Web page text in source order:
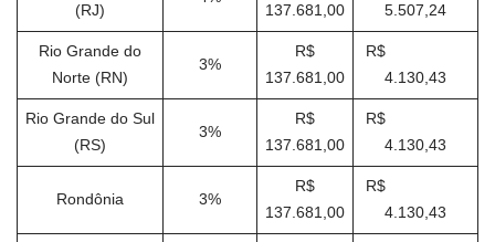
(RJ)
137.681,00
5.507,24
Rio Grande do
Norte (RN)
3%
R$
137.681,00
R$
4.130,43
Rio Grande do Sul
(RS)
3%
R$
137.681,00
R$
4.130,43
Rondônia 3%
R$
137.681,00
R$
4.130,43